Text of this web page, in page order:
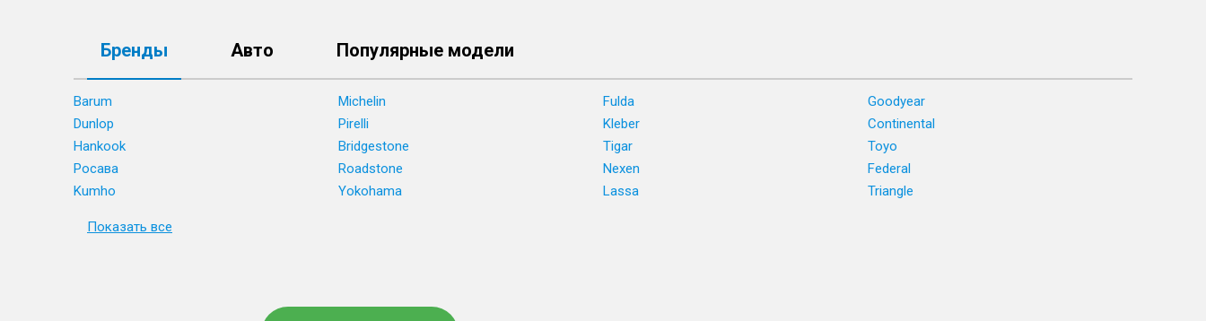
Бренды Авто Популярные модели
Barum Michelin Fulda
Goodyear
Dunlop
Pirelli Kleber
Continental
Hankook
Bridgestone Tigar
Toyo
Росава
Roadstone Nexen
Federal
Kumho
Yokohama Lassa Triangle
Показать все